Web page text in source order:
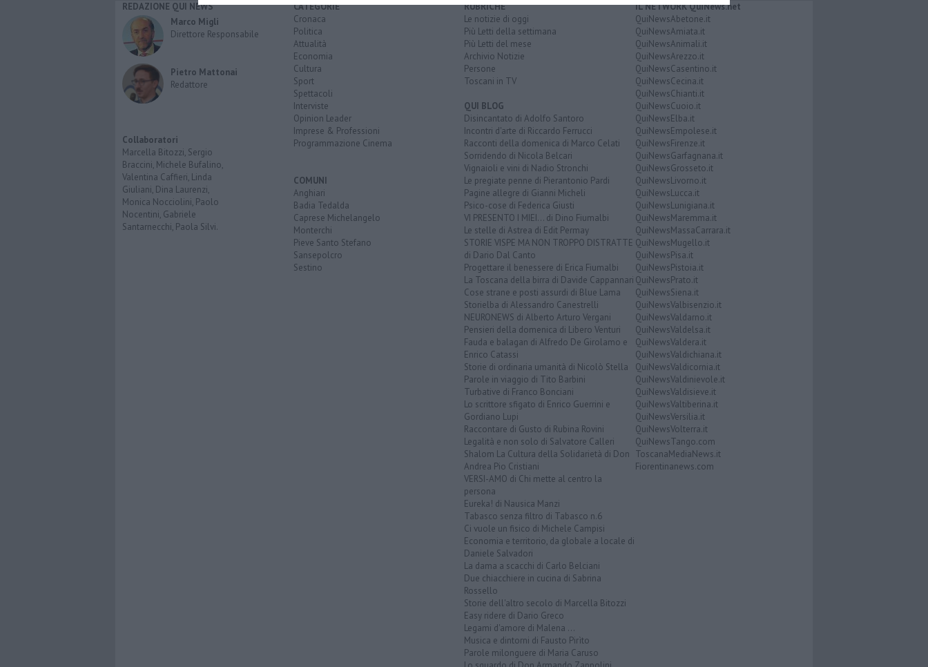
REDAZIONE QUI NEWS
Marco Migli
Direttore Responsabile
Pietro Mattonai
Redattore
Collaboratori
Marcella Bitozzi, Sergio
Braccini, Michele Bufalino,
Valentina Caffieri, Linda
Giuliani, Dina Laurenzi,
Monica Nocciolini, Paolo
Nocentini, Gabriele
Santarnecchi, Paola Silvi.
CATEGORIE
Cronaca
Politica
Attualità
Economia
Cultura
Sport
Spettacoli
Interviste
Opinion Leader
Imprese & Professioni
Programmazione Cinema
COMUNI
Anghiari
Badia Tedalda
Caprese Michelangelo
Monterchi
Pieve Santo Stefano
Sansepolcro
Sestino
RUBRICHE
Le notizie di oggi
Più Letti della settimana
Più Letti del mese
Archivio Notizie
Persone
Toscani in TV
QUI BLOG
Disincantato di Adolfo Santoro
Incontri d'arte di Riccardo Ferrucci
Racconti della domenica di Marco Celati
Sorridendo di Nicola Belcari
Vignaioli e vini di Nadio Stronchi
Le pregiate penne di Pierantonio Pardi
Pagine allegre di Gianni Micheli
Psico-cose di Federica Giusti
VI PRESENTO I MIEI... di Dino Fiumalbi
Le stelle di Astrea di Edit Permay
STORIE VISPE MA NON TROPPO DISTRATTE
di Dario Dal Canto
Progettare il benessere di Erica Fiumalbi
La Toscana della birra di Davide Cappannari
Cose strane e posti assurdi di Blue Lama
Storielba di Alessandro Canestrelli
NEURONEWS di Alberto Arturo Vergani
Pensieri della domenica di Libero Venturi
Fauda e balagan di Alfredo De Girolamo e
Enrico Catassi
Storie di ordinaria umanità di Nicolò Stella
Parole in viaggio di Tito Barbini
Turbative di Franco Bonciani
Lo scrittore sfigato di Enrico Guerrini e
Gordiano Lupi
Raccontare di Gusto di Rubina Rovini
Legalità e non solo di Salvatore Calleri
Shalom La Cultura della Solidarietà di Don
Andrea Pio Cristiani
VERSI-AMO di Chi mette al centro la
persona
Eureka! di Nausica Manzi
Tabasco senza filtro di Tabasco n.6
Ci vuole un fisico di Michele Campisi
Economia e territorio, da globale a locale di
Daniele Salvadori
La dama a scacchi di Carlo Belciani
Due chiacchiere in cucina di Sabrina
Rossello
Storie dell'altro secolo di Marcella Bitozzi
Easy ridere di Dario Greco
Legami d'amore di Malena ...
Musica e dintorni di Fausto Pirìto
Parole milonguere di Maria Caruso
IL NETWORK QuiNews.net
QuiNewsAbetone.it
QuiNewsAmiata.it
QuiNewsAnimali.it
QuiNewsArezzo.it
QuiNewsCasentino.it
QuiNewsCecina.it
QuiNewsChianti.it
QuiNewsCuoio.it
QuiNewsElba.it
QuiNewsEmpolese.it
QuiNewsFirenze.it
QuiNewsGarfagnana.it
QuiNewsGrosseto.it
QuiNewsLivorno.it
QuiNewsLucca.it
QuiNewsLunigiana.it
QuiNewsMaremma.it
QuiNewsMassaCarrara.it
QuiNewsMugello.it
QuiNewsPisa.it
QuiNewsPistoia.it
QuiNewsPrato.it
QuiNewsSiena.it
QuiNewsValbisenzio.it
QuiNewsValdarno.it
QuiNewsValdelsa.it
QuiNewsValdera.it
QuiNewsValdichiana.it
QuiNewsValdicornia.it
QuiNewsValdinievole.it
QuiNewsValdisieve.it
QuiNewsValtiberina.it
QuiNewsVersilia.it
QuiNewsVolterra.it
QuiNewsTango.com
ToscanaMediaNews.it
Fiorentinanews.com